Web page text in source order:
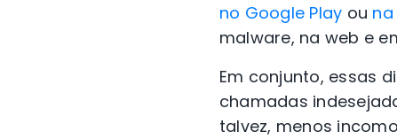
no Google Play ou
malware, na web e
Em conjunto, essas
chamadas
talvez, menos